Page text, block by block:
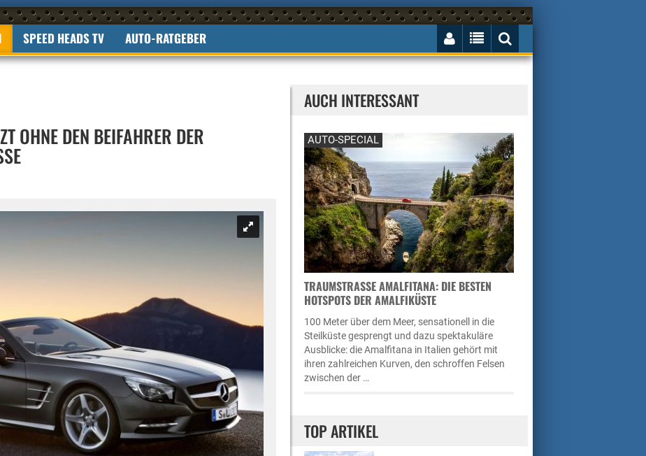
SPEED HEADS TV AUTO-RATGEBER
OHNE DEN BEIFAHRER DER
AUCH INTERESSANT
AUTO-SPECIAL
TRAUMSTRASSE AMALFITANA: DIE BESTEN H
OTSPOTS DER AMALFIKÜSTE
100 Meter über dem Meer, sensationell in die
Steilküste gesprengt und dazu spektakuläre
Ausblicke: die Amalfitana in Italien gehört mit
ihren zahlreichen Kurven, den schroffen Felsen
zwischen der …
TOP ARTIKEL